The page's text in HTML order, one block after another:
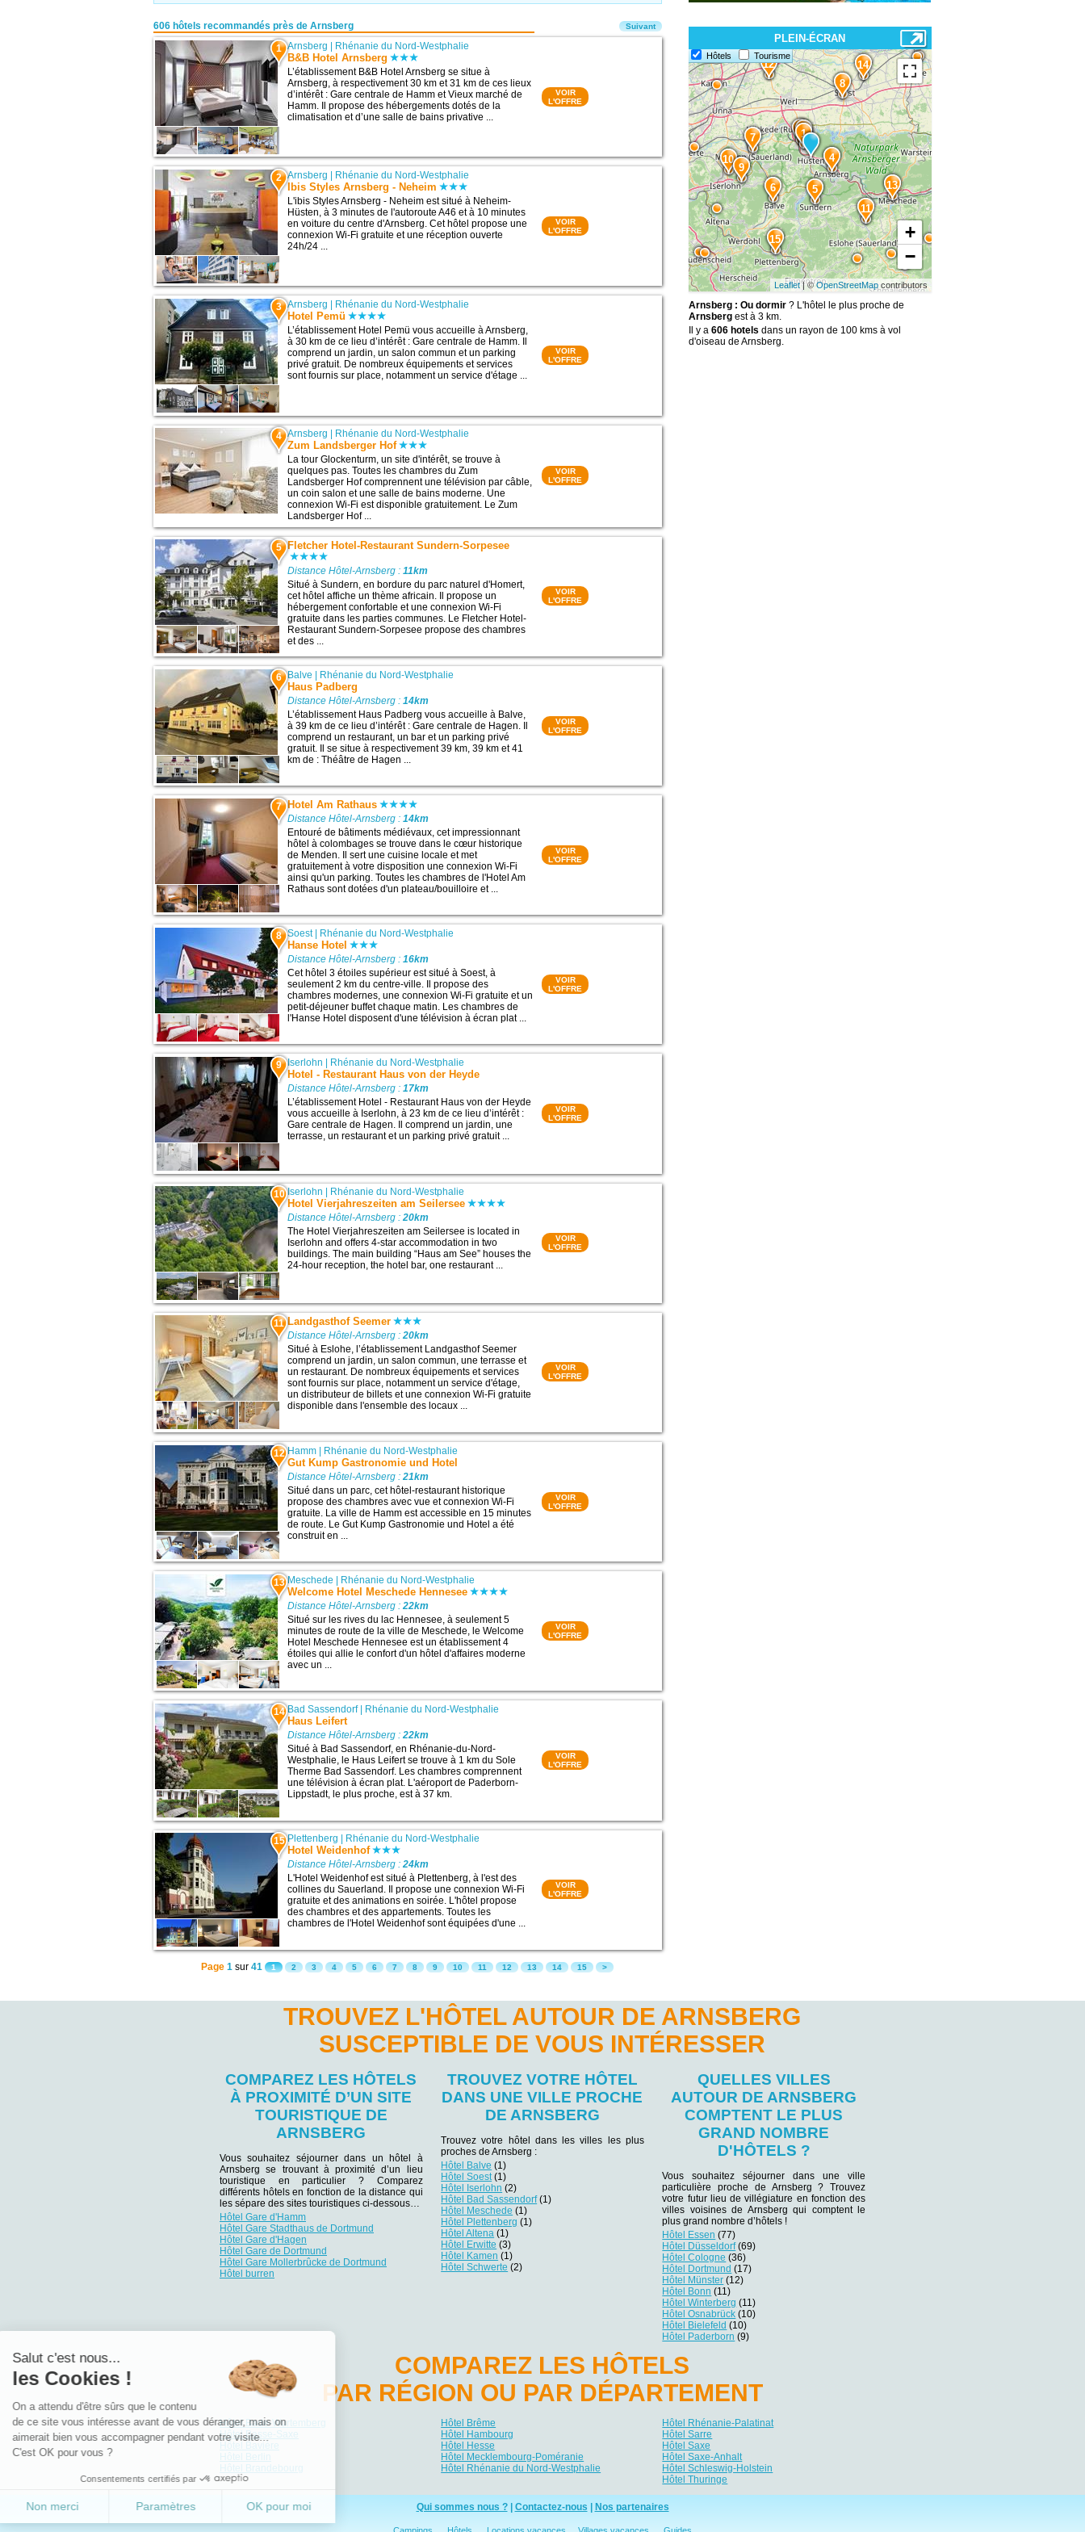
606 hôtels recommandés près de Arnsberg
1 Arnsberg | Rhénanie du Nord-Westphalie
B&B Hotel Arnsberg
L’établissement B&B Hotel Arnsberg se situe à
Arnsberg, à respectivement 30 km et 31 km de ces lieux
d’intérêt : Gare centrale de Hamm et Vieux marché de
Hamm. Il propose des hébergements dotés de la
climatisation et d’une salle de bains privative ...
VOIR
L'OFFRE
2 Arnsberg | Rhénanie du Nord-Westphalie
Ibis Styles Arnsberg - Neheim
L'ibis Styles Arnsberg - Neheim est situé à Neheim-
Hüsten, à 3 minutes de l'autoroute A46 et à 10 minutes
en voiture du centre d'Arnsberg. Cet hôtel propose une
connexion Wi-Fi gratuite et une réception ouverte
24h/24 ...
VOIR
L'OFFRE
3 Arnsberg Rhénanie du Nord-Westphalie
Hotel Pemü
L’établissement Hotel Pemü vous accueille à Arnsberg,
à 30 km de ce lieu d’intérêt : Gare centrale de Hamm. Il
comprend un jardin, un salon commun et un parking
privé gratuit. De nombreux équipements et services
sont fournis sur place, notamment un service d'étage ...
VOIR
L'OFFRE
4 Arnsberg Rhénanie du Nord-Westphalie
Zum Landsberger Hof
La tour Glockenturm, un site d'intérêt, se trouve à
quelques pas. Toutes les chambres du Zum
Landsberger Hof comprennent une télévision par câble,
un coin salon et une salle de bains moderne. Une
connexion Wi-Fi est disponible gratuitement. Le Zum
Landsberger Hof ...
VOIR
L'OFFRE
5 Fletcher Hotel-Restaurant Sundern-Sorpesee
Distance Hôtel-Arnsberg :11km
Situé à Sundern, en bordure du parc naturel d'Homert,
cet hôtel affiche un thème africain. Il propose un
hébergement confortable et une connexion Wi-Fi
gratuite dans les parties communes. Le Fletcher Hotel-
Restaurant Sundern-Sorpesee propose des chambres
et des ...
VOIR
L'OFFRE
6 Balve | Rhénanie du Nord-Westphalie
Haus Padberg
Distance Hôtel-Arnsberg :14km
L’établissement Haus Padberg vous accueille à Balve,
à 39 km de ce lieu d’intérêt : Gare centrale de Hagen. Il
comprend un restaurant, un bar et un parking privé
gratuit. Il se situe à respectivement 39 km, 39 km et 41
km de : Théâtre de Hagen ...
VOIR
L'OFFRE
7 Hotel Am Rathaus
Distance Hôtel-Arnsberg :14km
Entouré de bâtiments médiévaux, cet impressionnant
hôtel à colombages se trouve dans le cœur historique
de Menden. Il sert une cuisine locale et met
gratuitement à votre disposition une connexion Wi-Fi
ainsi qu'un parking. Toutes les chambres de l'Hotel Am
Rathaus sont dotées d'un plateau/bouilloire et ...
VOIR
L'OFFRE
8 Soest| Rhénanie du Nord-Westphalie
Hanse Hotel
Distance Hôtel-Arnsberg :16km
Cet hôtel 3 étoiles supérieur est situé à Soest, à
seulement 2 km du centre-ville. Il propose des
chambres modernes, une connexion Wi-Fi gratuite et un
petit-déjeuner buffet chaque matin. Les chambres de
l'Hanse Hotel disposent d'une télévision à écran plat ...
VOIR
L'OFFRE
9 Iserlohn Rhénanie du Nord-Westphalie
Hotel - Restaurant Haus von der Heyde
Distance Hôtel-Arnsberg :17km
L’établissement Hotel - Restaurant Haus von der Heyde
vous accueille à Iserlohn, à 23 km de ce lieu d’intérêt :
Gare centrale de Hagen. Il comprend un jardin, une
terrasse, un restaurant et un parking privé gratuit ...
VOIR
L'OFFRE
10 Iserlohn Rhénanie du Nord-Westphalie
Hotel Vierjahreszeiten am Seilersee
Distance Hôtel-Arnsberg :20km
The Hotel Vierjahreszeiten am Seilersee is located in
Iserlohn and offers 4-star accommodation in two
buildings. The main building “Haus am See” houses the
24-hour reception, the hotel bar, one restaurant ...
VOIR
L'OFFRE
11 Landgasthof Seemer
Distance Hôtel-Arnsberg :20km
Situé à Eslohe, l’établissement Landgasthof Seemer
comprend un jardin, un salon commun, une terrasse et
un restaurant. De nombreux équipements et services
sont fournis sur place, notamment un service d'étage,
un distributeur de billets et une connexion Wi-Fi gratuite
disponible dans l'ensemble des locaux ...
VOIR
L'OFFRE
12 Hamm | Rhénanie du Nord-Westphalie
Gut Kump Gastronomie und Hotel
Distance Hôtel-Arnsberg :21km
Situé dans un parc, cet hôtel-restaurant historique
propose des chambres avec vue et connexion Wi-Fi
gratuite. La ville de Hamm est accessible en 15 minutes
de route. Le Gut Kump Gastronomie und Hotel a été
construit en ...
VOIR
L'OFFRE
13 Meschede | Rhénanie du Nord-Westphalie
Welcome Hotel Meschede Hennesee
Distance Hôtel-Arnsberg :22km
Situé sur les rives du lac Hennesee, à seulement 5
minutes de route de la ville de Meschede, le Welcome
Hotel Meschede Hennesee est un établissement 4
étoiles qui allie le confort d'un hôtel d'affaires moderne
avec un ...
VOIR
L'OFFRE
14 Bad Sassendorf| Rhénanie du Nord-Westphalie
Haus Leifert
Distance Hôtel-Arnsberg :22km
Situé à Bad Sassendorf, en Rhénanie-du-Nord-
Westphalie, le Haus Leifert se trouve à 1 km du Sole
Therme Bad Sassendorf. Les chambres comprennent
une télévision à écran plat. L'aéroport de Paderborn-
Lippstadt, le plus proche, est à 37 km.
VOIR
L'OFFRE
15 Plettenberg Rhénanie du Nord-Westphalie
Hotel Weidenhof
Distance Hôtel-Arnsberg :24km
L'Hotel Weidenhof est situé à Plettenberg, à l'est des
collines du Sauerland. Il propose une connexion Wi-Fi
gratuite et des animations en soirée. L'hôtel propose
des chambres et des appartements. Toutes les
chambres de l'Hotel Weidenhof sont équipées d'une ...
VOIR
L'OFFRE
Suivant
Page 1 sur41 1 2 3 4 5 6 7 8 9 10 11 12 13 14 15 >
PLEIN-ÉCRAN
Hôtels Tourisme
15
14
13
12
11
10
9
8
7
6 5
4
32
1
+
−
Leaflet| ©OpenStreetMap contributors
Arnsberg : Ou dormir? L'hôtel le plus proche de
Arnsbergest à 3 km.
Il y a 606 hotels dans un rayon de 100 kms à vol
d'oiseau de Arnsberg.
TROUVEZ L'HÔTEL AUTOUR DE ARNSBERG
SUSCEPTIBLE DE VOUS INTÉRESSER
COMPAREZ LES HÔTELS
À PROXIMITÉ D’UN SITE
TOURISTIQUE DE
ARNSBERG
Vous souhaitez séjourner dans un hôtel à
Arnsberg se trouvant à proximité d’un lieu
touristique en particulier ? Comparez
différents hôtels en fonction de la distance qui
les sépare des sites touristiques ci-dessous…
Hôtel Gare d'Hamm
Hôtel Gare Stadthaus de Dortmund
Hôtel Gare d'Hagen
Hôtel Gare de Dortmund
Hôtel Gare Mollerbrûcke de Dortmund
Hôtel burren
TROUVEZ VOTRE HÔTEL
DANS UNE VILLE PROCHE
DE ARNSBERG
Trouvez votre hôtel dans les villes les plus
proches de Arnsberg :
Hôtel Balve (1)
Hôtel Soest (1)
Hôtel Iserlohn (2)
Hôtel Bad Sassendorf(1)
Hôtel Meschede (1)
Hôtel Plettenberg (1)
Hôtel Altena (1)
Hôtel Erwitte (3)
Hôtel Kamen (1)
Hôtel Schwerte (2)
QUELLES VILLES
AUTOUR DE ARNSBERG
COMPTENT LE PLUS
GRAND NOMBRE
D'HÔTELS ?
Vous souhaitez séjourner dans une ville
particulière proche de Arnsberg ? Trouvez
votre futur lieu de villégiature en fonction des
villes voisines de Arnsberg qui comptent le
plus grand nombre d’hôtels !
Hôtel Essen (77)
Hôtel Düsseldorf(69)
Hôtel Cologne (36)
Hôtel Dortmund (17)
Hôtel Münster (12)
Hôtel Bonn (11)
Hôtel Winterberg (11)
Hôtel Osnabrück (10)
Hôtel Bielefeld (10)
Hôtel Paderborn (9)
COMPAREZ LES HÔTELS
PAR RÉGION OU PAR DÉPARTEMENT
Hôtel Bade-Wurtemberg
Hôtel Basse-Saxe
Hôtel Bavière
Hôtel Berlin
Hôtel Brandebourg
Hôtel Brême
Hôtel Hambourg
Hôtel Hesse
Hôtel Mecklembourg-Poméranie
Hôtel Rhénanie du Nord-Westphalie
Hôtel Rhénanie-Palatinat
Hôtel Sarre
Hôtel Saxe
Hôtel Saxe-Anhalt
Hôtel Schleswig-Holstein
Hôtel Thuringe
Qui sommes nous ?| Contactez-nous | Nos partenaires
Salut c'est nous...
les Cookies !
On a attendu d'être sûrs que le contenu
de ce site vous intéresse avant de vous déranger, mais on
aimerait bien vous accompagner pendant votre visite...
C'est OK pour vous ?
Consentements certifiés par
Non merci Paramètres OK pour moi